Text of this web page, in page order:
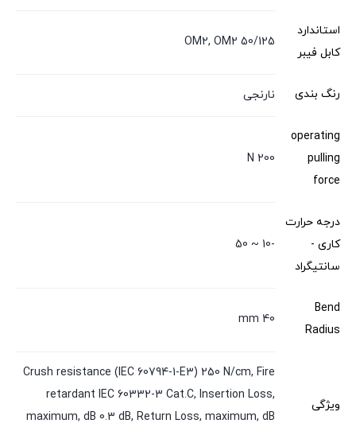
استاندارد
کابل فیبر
OM2, OM2 50/125
رنگ بندی نارنجی
operating
pulling
force
200 N
درجه حرارت
کاری -
سانتیگراد
-10 ~ 50
Bend
Radius
40 mm
ویژگی
Crush resistance (IEC 60794-1-E3) 250 N/cm, Fire
retardant IEC 60332-3 Cat.C, Insertion Loss,
maximum, dB 0.3 dB, Return Loss, maximum, dB